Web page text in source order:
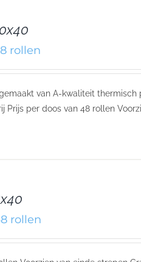
rollen
van A-kwaliteit
Prijs per doos van 48 rollen
rollen